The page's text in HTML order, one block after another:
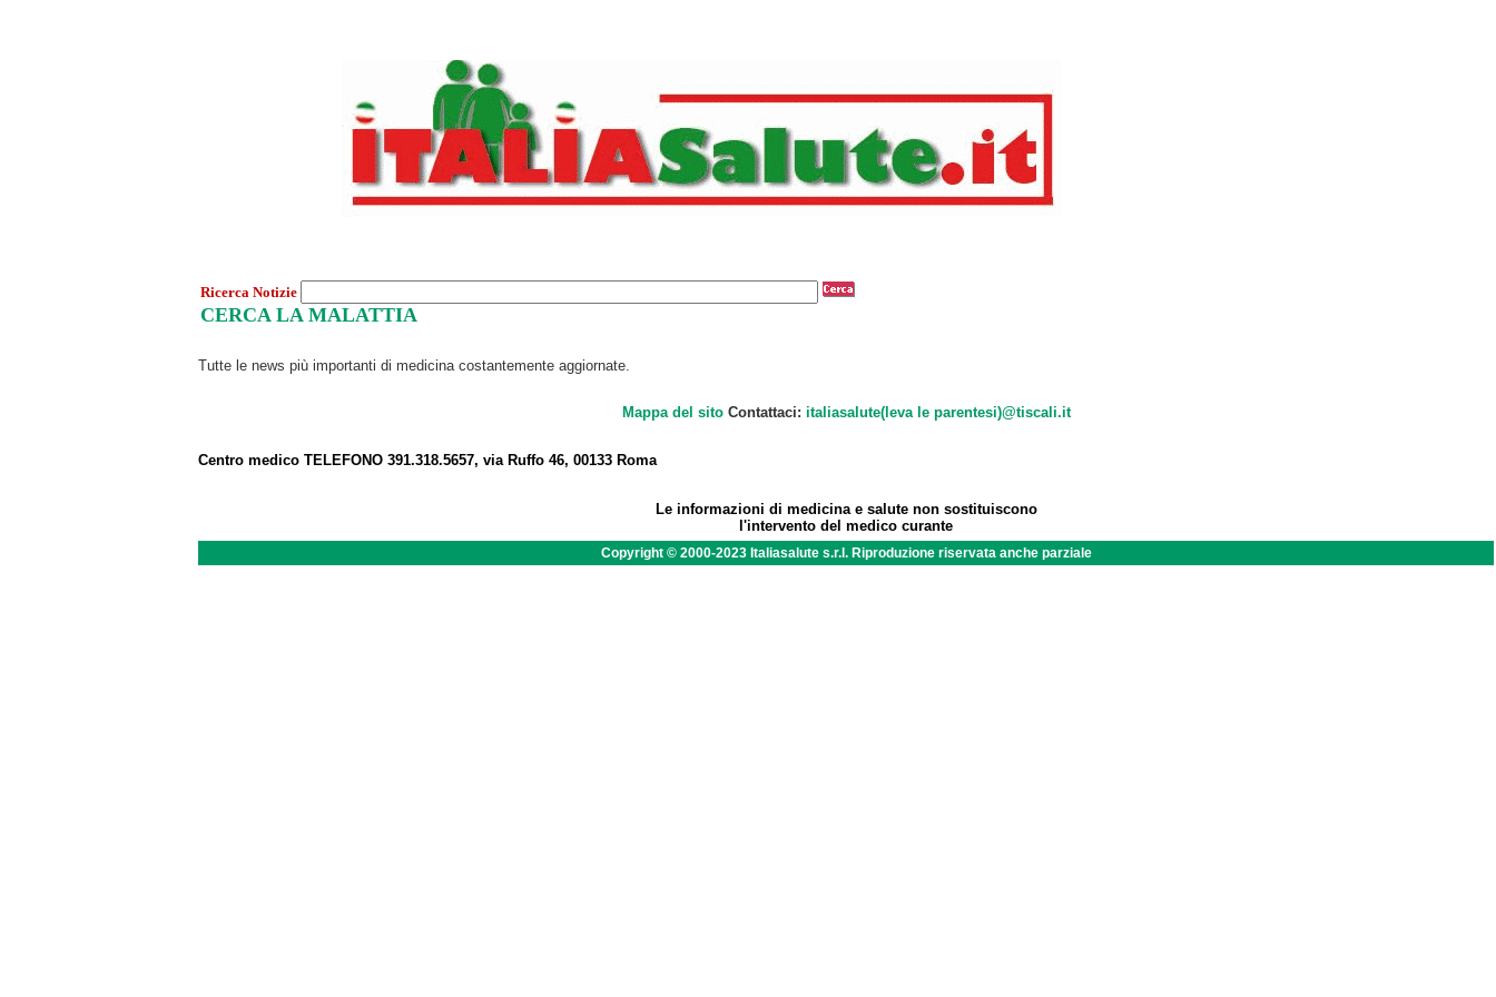
Ricerca Notizie
CERCA LA MALATTIA
Tutte le news più importanti di medicina costantemente aggiornate.
Mappa del sitoContattaci: italiasalute(leva le parentesi)@tiscali.it
Centro medico TELEFONO 391.318.5657, via Ruffo 46, 00133 Roma
Le informazioni di medicina e salute non sostituiscono
l'intervento del medico curante
Copyright © 2000-2023 Italiasalute s.r.l. Riproduzione riservata anche parziale